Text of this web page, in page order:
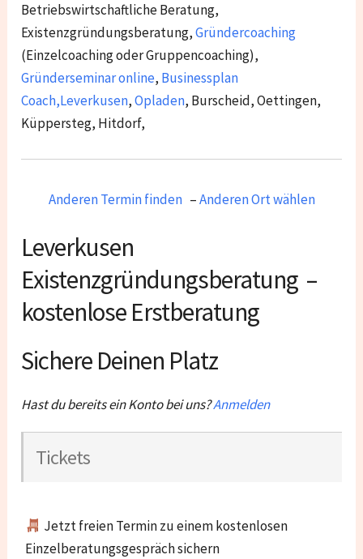
Betriebswirtschaftliche Beratung,
Existenzgründungsberatung,Gründercoaching
(Einzelcoaching oder Gruppencoaching),
Gründerseminar online, Businessplan
Coach,Leverkusen,Opladen, Burscheid, Oettingen,
Küppersteg, Hitdorf,
Anderen Termin finden–Anderen Ort wählen
Leverkusen
Existenzgründungsberatung –
kostenlose Erstberatung
Sichere Deinen Platz
Hast du bereits ein Konto bei uns?Anmelden
Tickets
Jetzt freien Termin zu einem kostenlosen
Einzelberatungsgespräch sichern